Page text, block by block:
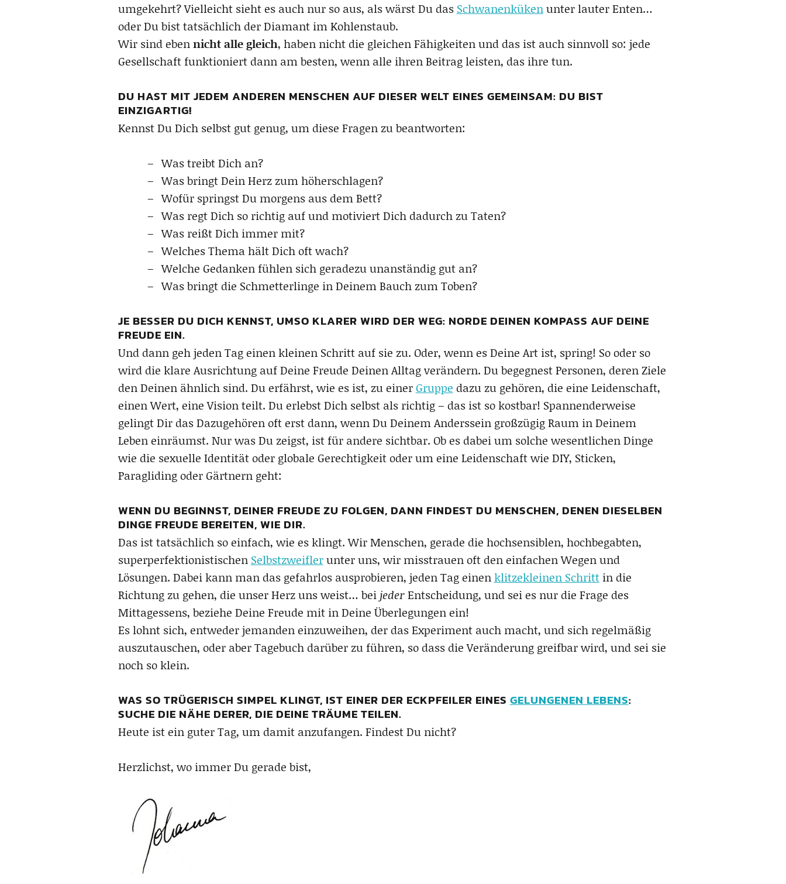
umgekehrt? Vielleicht sieht es auch nur so aus, als wärst Du das Schwanenkükenunter lauter Enten…
oder Du bist tatsächlich der Diamant im Kohlenstaub.
Wir sind ebennicht alle gleich, haben nicht die gleichen Fähigkeiten und das ist auch sinnvoll so: jede
Gesellschaft funktioniert dann am besten, wenn alle ihren Beitrag leisten, das ihre tun.
DU HAST MIT JEDEM ANDEREN MENSCHEN AUF DIESER WELT EINES GEMEINSAM: DU BIST
EINZIGARTIG!
Kennst Du Dich selbst gut genug, um diese Fragen zu beantworten:
Was treibt Dich an?
Was bringt Dein Herz zum höherschlagen?
Wofür springst Du morgens aus dem Bett?
Was regt Dich so richtig auf und motiviert Dich dadurch zu Taten?
Was reißt Dich immer mit?
Welches Thema hält Dich oft wach?
Welche Gedanken fühlen sich geradezu unanständig gut an?
Was bringt die Schmetterlinge in Deinem Bauch zum Toben?
JE BESSER DU DICH KENNST, UMSO KLARER WIRD DER WEG: NORDE DEINEN KOMPASS AUF DEINE
FREUDE EIN.
Und dann geh jeden Tag einen kleinen Schritt auf sie zu. Oder, wenn es Deine Art ist, spring! So oder so
wird die klare Ausrichtung auf Deine Freude Deinen Alltag verändern. Du begegnest Personen, deren Ziele
den Deinen ähnlich sind. Du erfährst, wie es ist, zu einer Gruppe dazu zu gehören, die eine Leidenschaft,
einen Wert, eine Vision teilt. Du erlebst Dich selbst als richtig – das ist so kostbar! Spannenderweise
gelingt Dir das Dazugehören oft erst dann, wenn Du Deinem Anderssein großzügig Raum in Deinem
Leben einräumst. Nur was Du zeigst, ist für andere sichtbar. Ob es dabei um solche wesentlichen Dinge
wie die sexuelle Identität oder globale Gerechtigkeit oder um eine Leidenschaft wie DIY, Sticken,
Paragliding oder Gärtnern geht:
WENN DU BEGINNST, DEINER FREUDE ZU FOLGEN, DANN FINDEST DU MENSCHEN, DENEN DIESELBEN
DINGE FREUDE BEREITEN, WIE DIR.
Das ist tatsächlich so einfach, wie es klingt. Wir Menschen, gerade die hochsensiblen, hochbegabten,
superperfektionistischen Selbstzweiflerunter uns, wir misstrauen oft den einfachen Wegen und
Lösungen. Dabei kann man das gefahrlos ausprobieren, jeden Tag einenklitzekleinen Schrittin die
Richtung zu gehen, die unser Herz uns weist… beijederEntscheidung, und sei es nur die Frage des
Mittagessens, beziehe Deine Freude mit in Deine Überlegungen ein!
Es lohnt sich, entweder jemanden einzuweihen, der das Experiment auch macht, und sich regelmäßig
auszutauschen, oder aber Tagebuch darüber zu führen, so dass die Veränderung greifbar wird, und sei sie
noch so klein.
WAS SO TRÜGERISCH SIMPEL KLINGT, IST EINER DER ECKPFEILER EINESGELUNGENEN LEBENS:
SUCHE DIE NÄHE DERER, DIE DEINE TRÄUME TEILEN.
Heute ist ein guter Tag, um damit anzufangen. Findest Du nicht?
Herzlichst, wo immer Du gerade bist,